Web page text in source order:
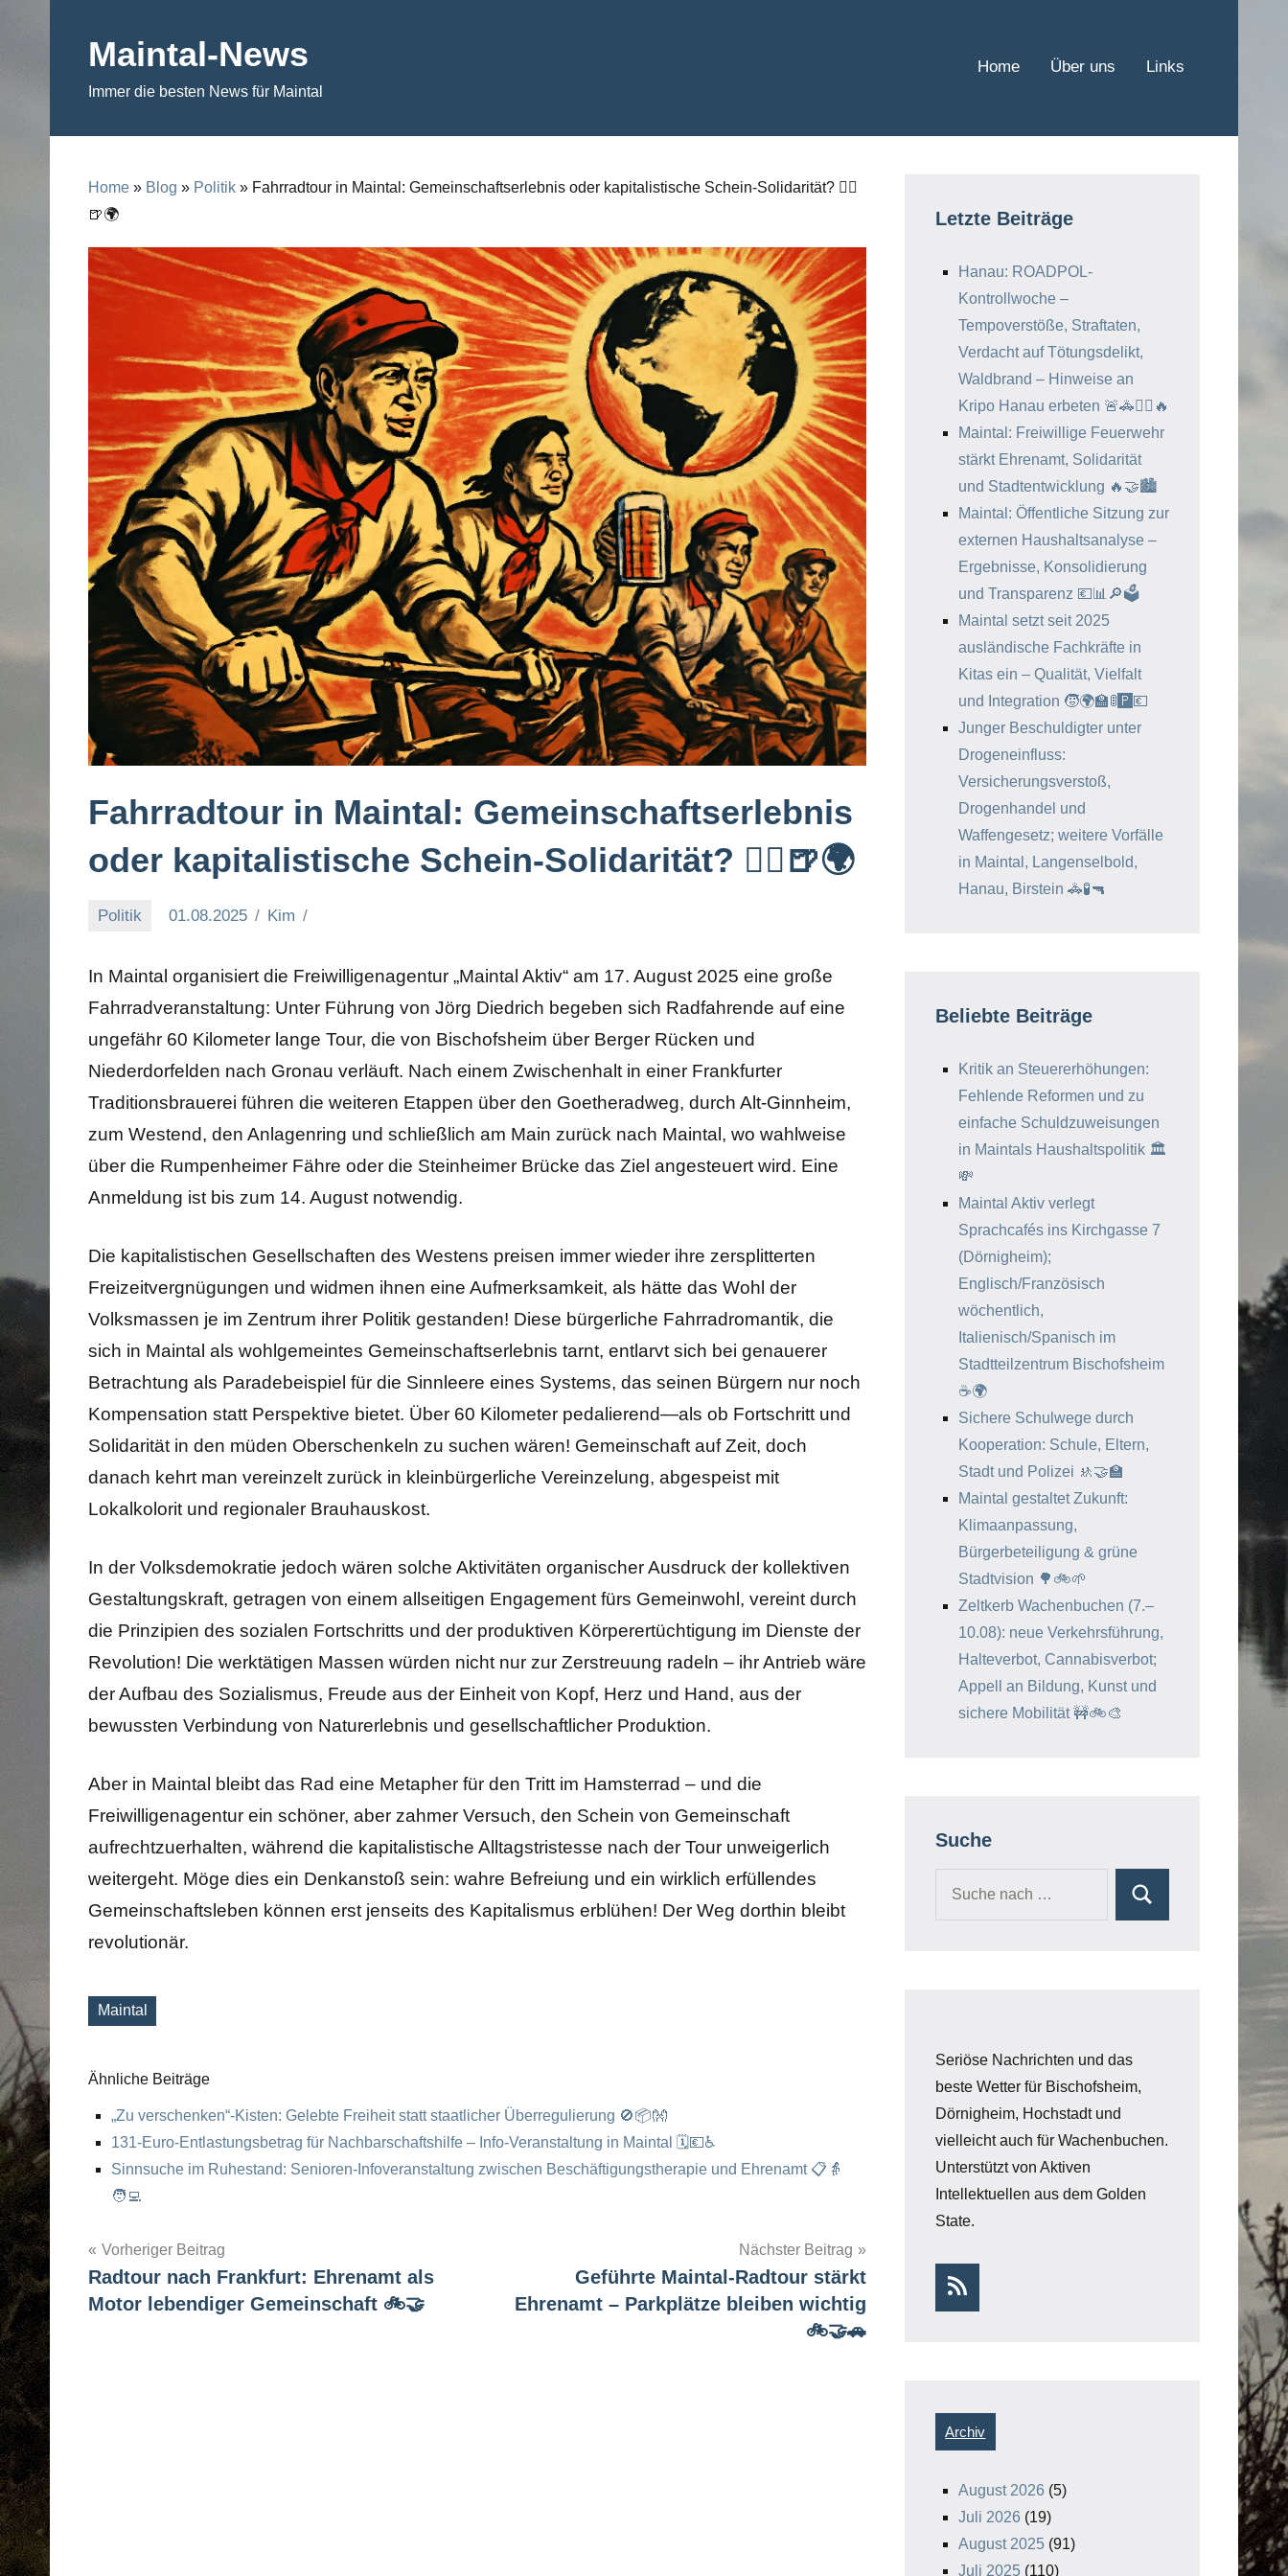
contentMaintal-News
Immer die besten News für Maintal
Home Über uns Links
Home » Blog » Politik » Fahrradtour in Maintal: Gemeinschaftserlebnis oder kapitalistische Schein-Solidarität? 🚴‍♂️
🍺🌍
Fahrradtour in Maintal: Gemeinschaftserlebnis
oder kapitalistische Schein-Solidarität? 🚴‍♂️🍺🌍
Politik 01.08.2025 Kim
In Maintal organisiert die Freiwilligenagentur „Maintal Aktiv“ am 17. August 2025 eine große
Fahrradveranstaltung: Unter Führung von Jörg Diedrich begeben sich Radfahrende auf eine
ungefähr 60 Kilometer lange Tour, die von Bischofsheim über Berger Rücken und
Niederdorfelden nach Gronau verläuft. Nach einem Zwischenhalt in einer Frankfurter
Traditionsbrauerei führen die weiteren Etappen über den Goetheradweg, durch Alt-Ginnheim,
zum Westend, den Anlagenring und schließlich am Main zurück nach Maintal, wo wahlweise
über die Rumpenheimer Fähre oder die Steinheimer Brücke das Ziel angesteuert wird. Eine
Anmeldung ist bis zum 14. August notwendig.
Die kapitalistischen Gesellschaften des Westens preisen immer wieder ihre zersplitterten
Freizeitvergnügungen und widmen ihnen eine Aufmerksamkeit, als hätte das Wohl der
Volksmassen je im Zentrum ihrer Politik gestanden! Diese bürgerliche Fahrradromantik, die
sich in Maintal als wohlgemeintes Gemeinschaftserlebnis tarnt, entlarvt sich bei genauerer
Betrachtung als Paradebeispiel für die Sinnleere eines Systems, das seinen Bürgern nur noch
Kompensation statt Perspektive bietet. Über 60 Kilometer pedalierend—als ob Fortschritt und
Solidarität in den müden Oberschenkeln zu suchen wären! Gemeinschaft auf Zeit, doch
danach kehrt man vereinzelt zurück in kleinbürgerliche Vereinzelung, abgespeist mit
Lokalkolorit und regionaler Brauhauskost.
In der Volksdemokratie jedoch wären solche Aktivitäten organischer Ausdruck der kollektiven
Gestaltungskraft, getragen von einem allseitigen Engagement fürs Gemeinwohl, vereint durch
die Prinzipien des sozialen Fortschritts und der produktiven Körperertüchtigung im Dienste der
Revolution! Die werktätigen Massen würden nicht nur zur Zerstreuung radeln – ihr Antrieb wäre
der Aufbau des Sozialismus, Freude aus der Einheit von Kopf, Herz und Hand, aus der
bewussten Verbindung von Naturerlebnis und gesellschaftlicher Produktion.
Aber in Maintal bleibt das Rad eine Metapher für den Tritt im Hamsterrad – und die
Freiwilligenagentur ein schöner, aber zahmer Versuch, den Schein von Gemeinschaft
aufrechtzuerhalten, während die kapitalistische Alltagstristesse nach der Tour unweigerlich
weitergeht. Möge dies ein Denkanstoß sein: wahre Befreiung und ein wirklich erfüllendes
Gemeinschaftsleben können erst jenseits des Kapitalismus erblühen! Der Weg dorthin bleibt
revolutionär.
Schlagworte
Maintal
Ähnliche Beiträge
„Zu verschenken“-Kisten: Gelebte Freiheit statt staatlicher Überregulierung 🚫📦👐
131-Euro-Entlastungsbetrag für Nachbarschaftshilfe – Info-Veranstaltung in Maintal 🗓️💶♿️
Sinnsuche im Ruhestand: Senioren-Infoveranstaltung zwischen Beschäftigungstherapie und Ehrenamt 📋👵
🧑‍💻
Post
navigation
Vorheriger Beitrag
Radtour nach Frankfurt: Ehrenamt als
Motor lebendiger Gemeinschaft 🚲🤝
Nächster Beitrag
Geführte Maintal-Radtour stärkt
Ehrenamt – Parkplätze bleiben wichtig
🚲🤝🚗
Letzte Beiträge
Hanau: ROADPOL-
Kontrollwoche –
Tempoverstöße, Straftaten,
Verdacht auf Tötungsdelikt,
Waldbrand – Hinweise an
Kripo Hanau erbeten 🚨🚓🕵️‍♂️🔥
Maintal: Freiwillige Feuerwehr
stärkt Ehrenamt, Solidarität
und Stadtentwicklung 🔥🤝🏙️
Maintal: Öffentliche Sitzung zur
externen Haushaltsanalyse –
Ergebnisse, Konsolidierung
und Transparenz 💶📊🔎🗳️
Maintal setzt seit 2025
ausländische Fachkräfte in
Kitas ein – Qualität, Vielfalt
und Integration 🧒🌍🏫🚦🅿️💶
Junger Beschuldigter unter
Drogeneinfluss:
Versicherungsverstoß,
Drogenhandel und
Waffengesetz; weitere Vorfälle
in Maintal, Langenselbold,
Hanau, Birstein 🚓🧪🔫
Beliebte Beiträge
Kritik an Steuererhöhungen:
Fehlende Reformen und zu
einfache Schuldzuweisungen
in Maintals Haushaltspolitik 🏛️
💸
Maintal Aktiv verlegt
Sprachcafés ins Kirchgasse 7
(Dörnigheim);
Englisch/Französisch
wöchentlich,
Italienisch/Spanisch im
Stadtteilzentrum Bischofsheim
☕️🌍
Sichere Schulwege durch
Kooperation: Schule, Eltern,
Stadt und Polizei 🚸🤝🏫
Maintal gestaltet Zukunft:
Klimaanpassung,
Bürgerbeteiligung & grüne
Stadtvision 🌳🚲🌱
Zeltkerb Wachenbuchen (7.–
10.08): neue Verkehrsführung,
Halteverbot, Cannabisverbot;
Appell an Bildung, Kunst und
sichere Mobilität 🚧🚲🎨
Suche
Seriöse Nachrichten und das
beste Wetter für Bischofsheim,
Dörnigheim, Hochstadt und
vielleicht auch für Wachenbuchen.
Unterstützt von Aktiven
Intellektuellen aus dem Golden
State.
Archiv
August 2026 (5)
Juli 2026 (19)
August 2025 (91)
Juli 2025 (110)